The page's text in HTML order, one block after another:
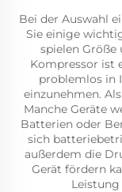
Bei der Auswahl
Sie einige
spielen Größe
Kompressor ist
problemlos in
einzunehmen.
Manche Geräte
Batterien oder
sich
außerdem die
Gerät fördern